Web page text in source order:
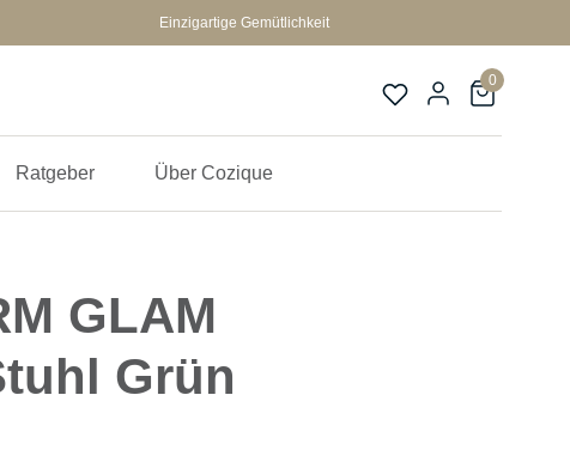
Einzigartige Gemütlichkeit
Ratgeber Über Cozique
0
GLAM
Grün